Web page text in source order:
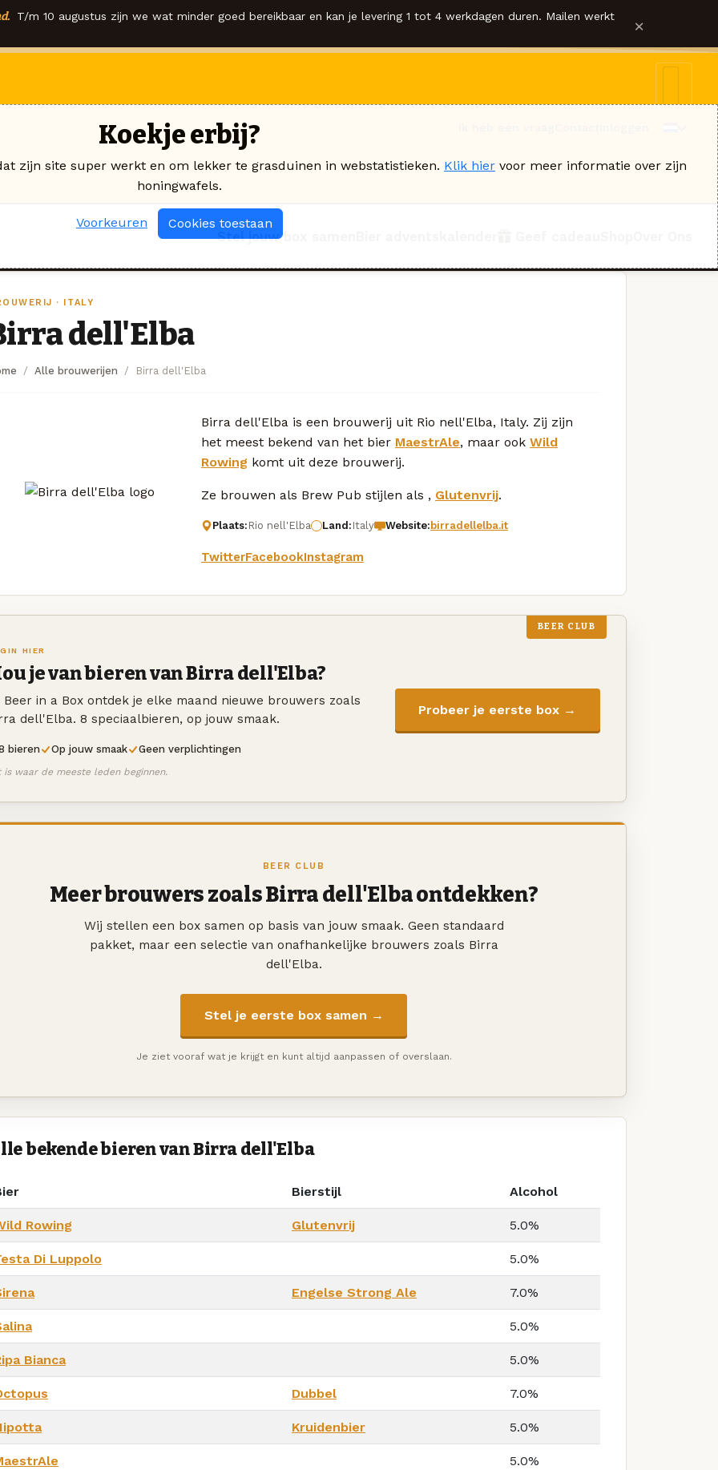
T/m 10 augustus zijn we wat minder goed bereikbaar en kan je levering 1 tot 4 werkdagen duren. Mailen werkt ×
Stel jouw box samen
· ITALY
dell'Elba
Alle brouwerijen Birra dell'Elba
Birra dell'Elba is een brouwerij uit Rio nell'Elba, Italy. Zij zijn
het meest bekend van het bier MaestrAle, maar ook Wild
Rowing komt uit deze brouwerij.
Ze brouwen als Brew Pub stijlen als , Glutenvrij.
Plaats: Rio nell'Elba Land: Italy Website: birradellelba.it
TwitterFacebookInstagram
BEER CLUB
HIER
je van bieren van Birra dell'Elba?
Beer in a Box ontdek je elke maand nieuwe brouwers zoals
dell'Elba. 8 speciaalbieren, op jouw smaak.
bieren Op jouw smaak Geen verplichtingen
is waar de meeste leden beginnen.
Probeer je eerste box →
BEER CLUB
Meer brouwers zoals Birra dell'Elba ontdekken?
Wij stellen een box samen op basis van jouw smaak. Geen standaard
pakket, maar een selectie van onafhankelijke brouwers zoals Birra
dell'Elba.
Stel je eerste box samen →
Je ziet vooraf wat je krijgt en kunt altijd aanpassen of overslaan.
bekende bieren van Birra dell'Elba
Bierstijl Alcohol
Rowing Glutenvrij 5.0%
Di Luppolo 5.0%
Engelse Strong Ale 7.0%
5.0%
Bianca 5.0%
Dubbel 7.0%
Kruidenbier 5.0%
5.0%
Koekje erbij?
zijn site super werkt en om lekker te grasduinen in webstatistieken. Klik hier voor meer informatie over zijn
honingwafels.
Voorkeuren Cookies toestaan